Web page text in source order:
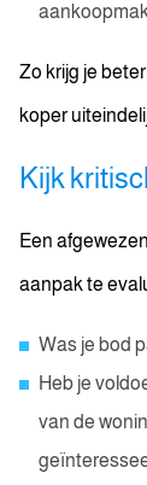
Zo krijg je
koper
Kijk
Een
aanpak te
Was je bod
Heb je
van de